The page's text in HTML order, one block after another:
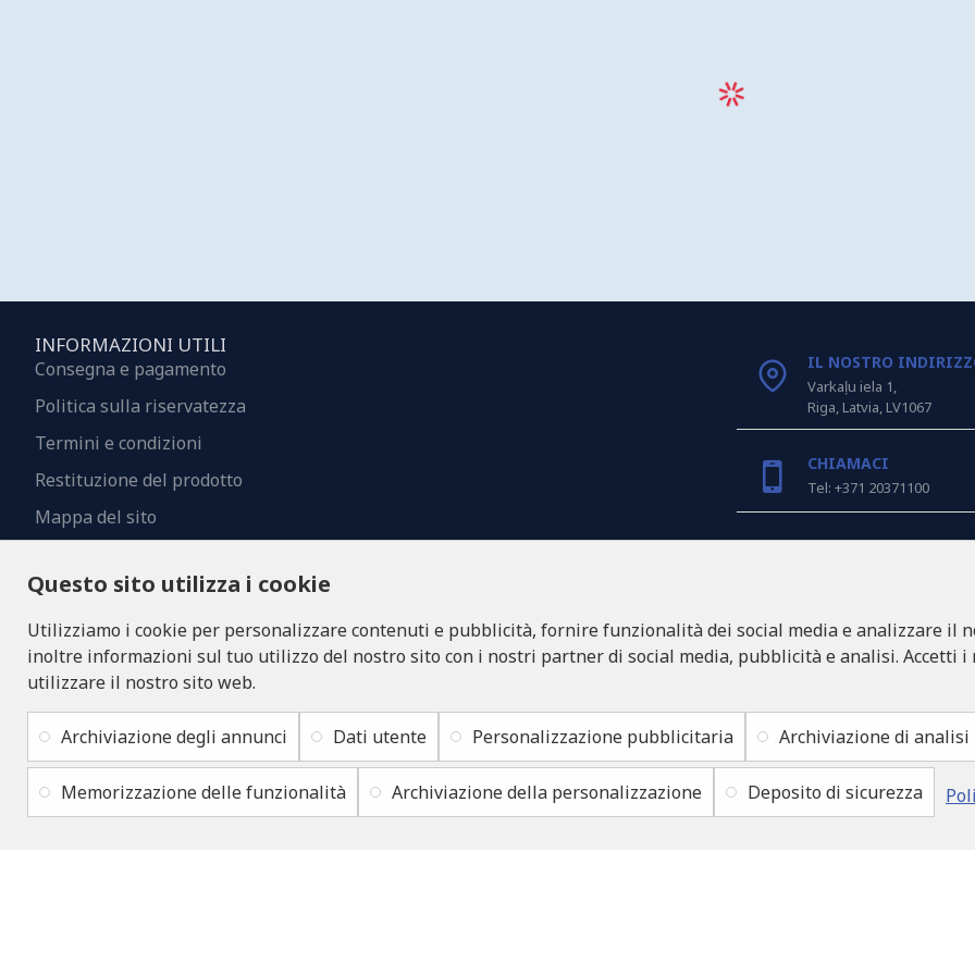
INFORMAZIONI UTILI
Consegna e pagamento
Politica sulla riservatezza
Termini e condizioni
Restituzione del prodotto
Mappa del sito
IL NOSTRO
Varkaļu iela 1,
Riga, Latvia, LV1067
CHIAMACI
Tel: +371 20371100
INFO@LUKONS.COM
DETTAGLI DELLA
RITONE SIA
Sede legale: Rīga,
Questo sito utilizza i cookie
Utilizziamo i cookie per personalizzare contenuti e pubblicità, fornire funzionalità dei social media e analizzare il
inoltre informazioni sul tuo utilizzo del nostro sito con i nostri partner di social media, pubblicità e analisi. Accetti i
utilizzare il nostro sito web.
Archiviazione degli annunci Dati utente Personalizzazione pubblicitaria Archiviazione di analisi
Memorizzazione delle funzionalità Archiviazione della personalizzazione Deposito di sicurezza